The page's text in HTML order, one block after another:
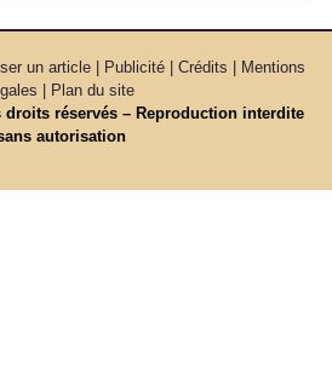
un article | Publicité | Crédits | Mentions
|
Plan du site
réservés – Reproduction interdite
autorisation